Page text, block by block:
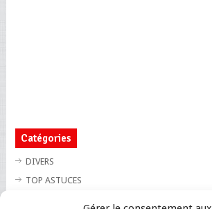
Catégories
DIVERS
TOP ASTUCES